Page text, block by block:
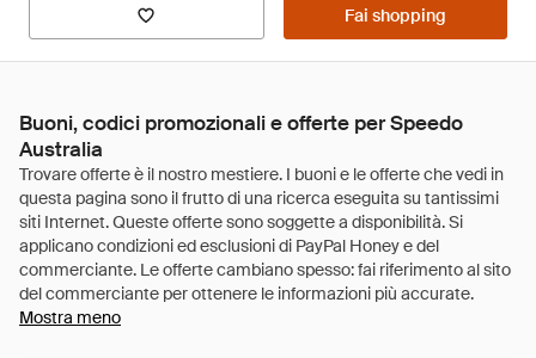
Fai shopping
Buoni, codici promozionali e offerte per Speedo
Australia
Mostra meno